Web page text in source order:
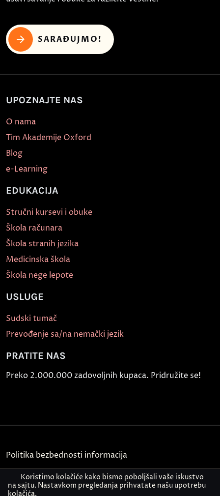
SARAĐUJMO!
UPOZNAJTE NAS
O nama
Tim Akademije Oxford
Blog
e-Learning
EDUKACIJA
Stručni kursevi i obuke
Škola računara
Škola stranih jezika
Medicinska škola
Škola nege lepote
USLUGE
Sudski tumač
Prevođenje sa/na nemački jezik
PRATITE NAS
Preko 2.000.000 zadovoljnih kupaca. Pridružite se!
Politika bezbednosti informacija
Kontakt
Koristimo kolačiće kako bismo poboljšali vaše iskustvo
na sajtu. Nastavkom pregledanja prihvatate našu upotrebu
kolačića.